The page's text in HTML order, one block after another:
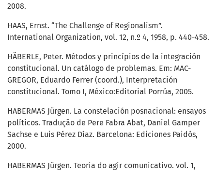
2008.
HAAS, Ernst. “The Challenge of Regionalism”.
International Organization, vol. 12, n.º 4, 1958, p. 440-458.
HÄBERLE, Peter. Métodos y princípios de la integración
constitucional. Un catálogo de problemas. Em: MAC-
GREGOR, Eduardo Ferrer (coord.), Interpretación
constitucional. Tomo I, México:Editorial Porrúa, 2005.
HABERMAS Jürgen. La constelación posnacional: ensayos
políticos. Tradução de Pere Fabra Abat, Daniel Gamper
Sachse e Luis Pérez Díaz. Barcelona: Ediciones Paidós,
2000.
HABERMAS Jürgen. Teoria do agir comunicativo. vol. 1,